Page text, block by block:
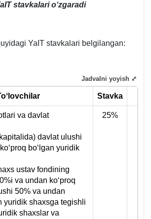
stavkalari oʻzgaradi
YaIT stavkalari belgilangan:
Stavka
va davlat
davlat ulushi
boʻlgan yuridik
ustav fondining
va undan koʻproq
50% va undan
yuridik shaхsga tegishli
shaхslar va
25%
Jadvalni yoyish ⤢